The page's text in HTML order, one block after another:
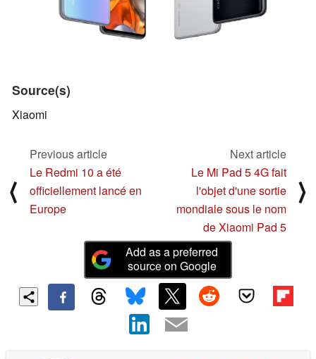
Source(s)
Xiaomi
⟨
Previous article
Le Redmi 10 a été
officiellement lancé en
Europe
Next article
Le Mi Pad 5 4G fait
l'objet d'une sortie
mondiale sous le nom
de Xiaomi Pad 5
⟩
Add as a preferred
source on Google